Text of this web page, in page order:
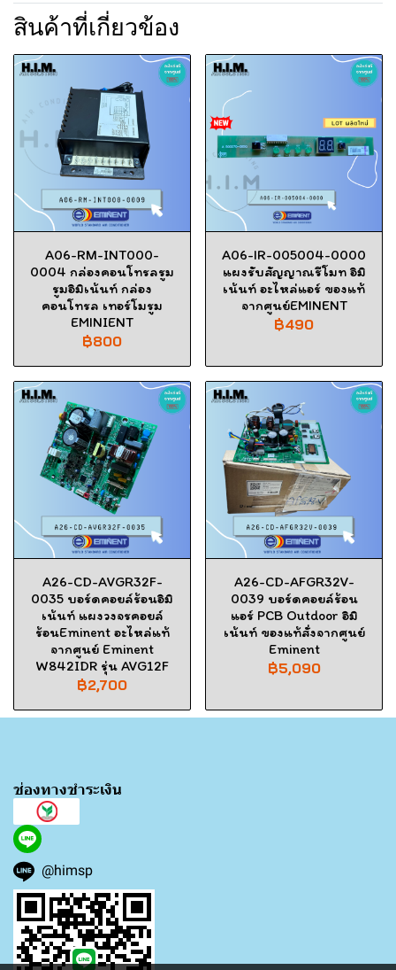
สินค้าที่เกี่ยวข้อง
A06-RM-INT000-
0004 กล่องคอนโทรลรูม
รูมอิมิเน้นท์ กล่อง
คอนโทรล เทอร์โมรูม
EMINIENT
฿800
A06-IR-005004-0000
แผงรับสัญญาณรีโมท อิมิ
เน้นท์ อะไหล่แอร์ ของแท้
จากศูนย์EMINENT
฿490
A26-CD-AVGR32F-
0035 บอร์ดคอยล์ร้อนอิมิ
เน้นท์ แผงวงจรคอยล์
ร้อนEminent อะไหล่แท้
จากศูนย์ Eminent
W842IDR รุ่น AVG12F
฿2,700
A26-CD-AFGR32V-
0039 บอร์ดคอยล์ร้อน
แอร์ PCB Outdoor อิมิ
เน้นท์ ของแท้สั่งจากศูนย์
Eminent
฿5,090
ช่องทางชำระเงิน
@himsp